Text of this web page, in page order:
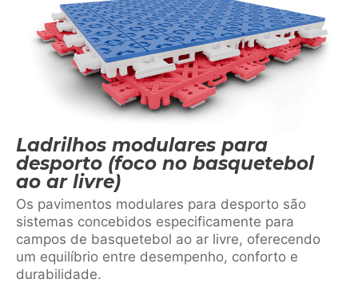
Ladrilhos modulares para
desporto (foco no basquetebol
ao ar livre)
Os pavimentos modulares para desporto são
sistemas concebidos especificamente para
campos de basquetebol ao ar livre, oferecendo
um equilíbrio entre desempenho, conforto e
durabilidade.